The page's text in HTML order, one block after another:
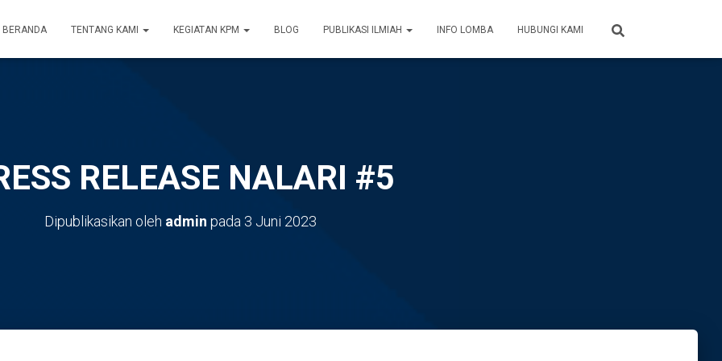
BERANDA TENTANG KAMI KEGIATAN KPM BLOG PUBLIKASI ILMIAH INFO LOMBA HUBUNGI KAMI
RELEASE NALARI #5
Dipublikasikan oleh admin pada 3 Juni 2023